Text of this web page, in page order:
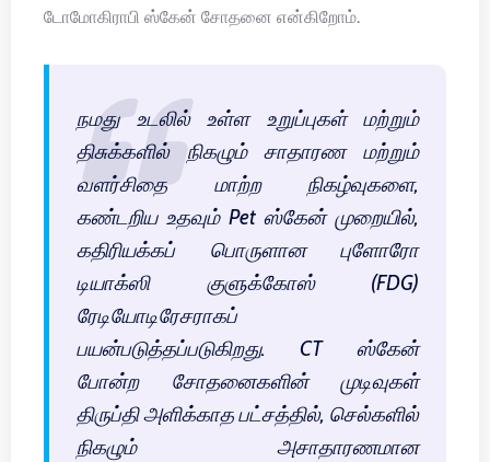
டோமோகிராபி ஸ்கேன் சோதனை என்கிறோம்.
நமது உடலில் உள்ள உறுப்புகள் மற்றும்
திசுக்களில் நிகழும் சாதாரண மற்றும்
வளர்சிதை மாற்ற நிகழ்வுகளை,
கண்டறிய உதவும் Pet ஸ்கேன் முறையில்,
கதிரியக்கப் பொருளான புளோரோ
டியாக்ஸி குளுக்கோஸ் (FDG)
ரேடியோடிரேசராகப்
பயன்படுத்தப்படுகிறது. CT ஸ்கேன்
போன்ற சோதனைகளின் முடிவுகள்
திருப்தி அளிக்காத பட்சத்தில், செல்களில்
நிகழும் அசாதாரணமான